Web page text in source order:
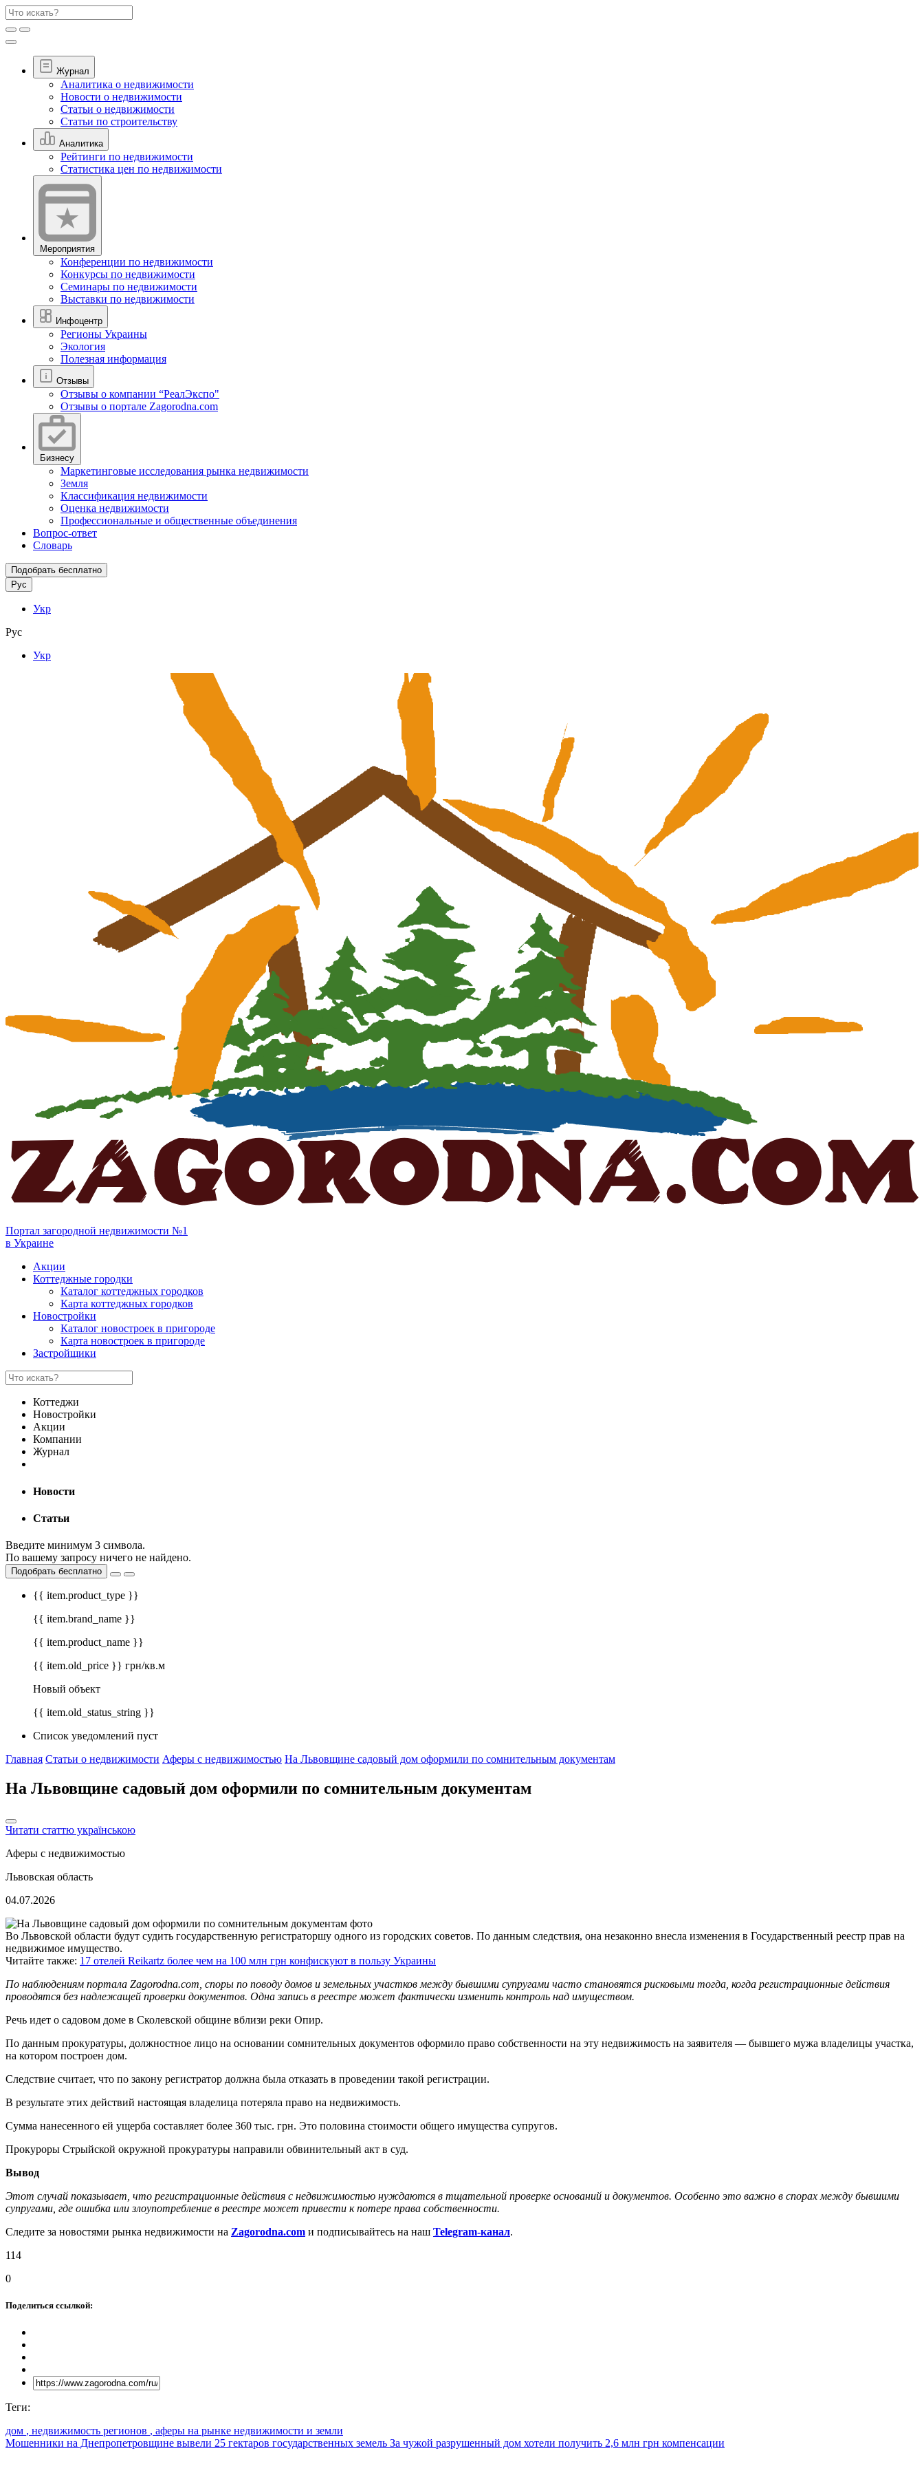
Журнал
Аналитика о недвижимости
Новости о недвижимости
Статьи о недвижимости
Статьи по строительству
Аналитика
Рейтинги по недвижимости
Статистика цен по недвижимости
Мероприятия
Конференции по недвижимости
Конкурсы по недвижимости
Семинары по недвижимости
Выставки по недвижимости
Инфоцентр
Регионы Украины
Экология
Полезная информация
Отзывы
Отзывы о компании “РеалЭкспо"
Отзывы о портале Zagorodna.com
Бизнесу
Маркетинговые исследования рынка недвижимости
Земля
Классификация недвижимости
Оценка недвижимости
Профессиональные и общественные объединения
Вопрос-ответ
Словарь
Подобрать бесплатно
Рус
Укр
Рус
Укр
Портал загородной недвижимости №1
в Украине
Акции
Коттеджные городки
Каталог коттеджных городков
Карта коттеджных городков
Новостройки
Каталог новостроек в пригороде
Карта новостроек в пригороде
Застройщики
Коттеджи
Новостройки
Акции
Компании
Журнал
Новости
Статьи
Введите минимум 3 символа.
По вашему запросу ничего не найдено.
Подобрать бесплатно
{{ item.product_type }}
{{ item.brand_name }}
{{ item.product_name }}
{{ item.old_price }} грн/кв.м
Новый объект
{{ item.old_status_string }}
Список уведомлений пуст
Главная Статьи о недвижимости Аферы с недвижимостью На Львовщине садовый дом оформили по сомнительным документам
На Львовщине садовый дом оформили по сомнительным документам
Читати статтю українською
Аферы с недвижимостью
Львовская область
04.07.2026
Во Львовской области будут судить государственную регистраторшу одного из городских советов. По данным следствия, она незаконно внесла изменения в Государственный реестр прав на
недвижимое имущество.
Читайте также: 17 отелей Reikartz более чем на 100 млн грн конфискуют в пользу Украины
По наблюдениям портала Zagorodna.com, споры по поводу домов и земельных участков между бывшими супругами часто становятся рисковыми тогда, когда регистрационные действия
проводятся без надлежащей проверки документов. Одна запись в реестре может фактически изменить контроль над имуществом.
Речь идет о садовом доме в Сколевской общине вблизи реки Опир.
По данным прокуратуры, должностное лицо на основании сомнительных документов оформило право собственности на эту недвижимость на заявителя — бывшего мужа владелицы участка,
на котором построен дом.
Следствие считает, что по закону регистратор должна была отказать в проведении такой регистрации.
В результате этих действий настоящая владелица потеряла право на недвижимость.
Сумма нанесенного ей ущерба составляет более 360 тыс. грн. Это половина стоимости общего имущества супругов.
Прокуроры Стрыйской окружной прокуратуры направили обвинительный акт в суд.
Вывод
Этот случай показывает, что регистрационные действия с недвижимостью нуждаются в тщательной проверке оснований и документов. Особенно это важно в спорах между бывшими
супругами, где ошибка или злоупотребление в реестре может привести к потере права собственности.
Следите за новостями рынка недвижимости на Zagorodna.com и подписывайтесь на наш Telegram-канал.
114
0
Поделиться ссылкой:
Теги:
дом , недвижимость регионов , аферы на рынке недвижимости и земли
Мошенники на Днепропетровщине вывели 25 гектаров государственных земель За чужой разрушенный дом хотели получить 2,6 млн грн компенсации